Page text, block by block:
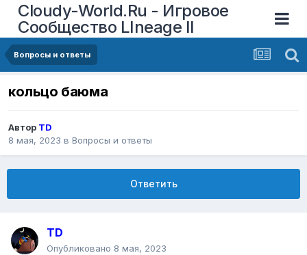
Cloudy-World.Ru - Игровое
Сообщество LIneage II
Вопросы и ответы
кольцо баюма
Автор TD
8 мая, 2023 в Вопросы и ответы
Ответить
TD
Опубликовано 8 мая, 2023